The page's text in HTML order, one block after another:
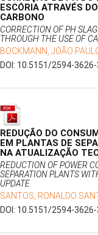
ESCÓRIA ATRAVÉS
CARBONO
CORRECTION OF PH
THROUGH THE USE OF
BOCKMANN, JOÃO
DOI: 10.5151/2594-
REDUÇÃO DO
EM PLANTAS DE
NA ATUALIZAÇÃO
REDUCTION OF POWER
SEPARATION PLANTS
UPDATE
SANTOS, RONALDO
DOI: 10.5151/2594-